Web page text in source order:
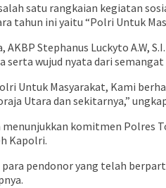
satu rangkaian kegiatan
tahun ini yaitu “Polri Untuk
AKBP Stephanus Luckyto A.W,
serta wujud nyata dari
Untuk Masyarakat, Kami
Utara dan sekitarnya,”
komitmen Polres
Kapolri.
para pendonor yang telah